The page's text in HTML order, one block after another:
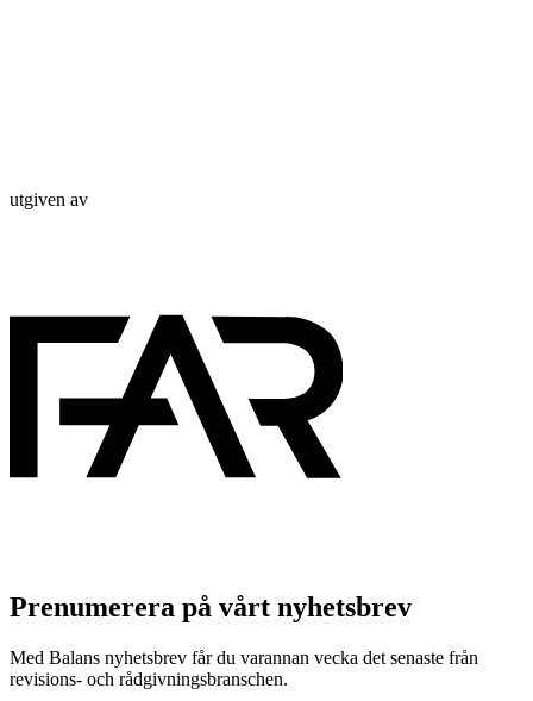
utgiven av
Prenumerera på vårt nyhetsbrev
Med Balans nyhetsbrev får du varannan vecka det senaste från
revisions- och rådgivningsbranschen.